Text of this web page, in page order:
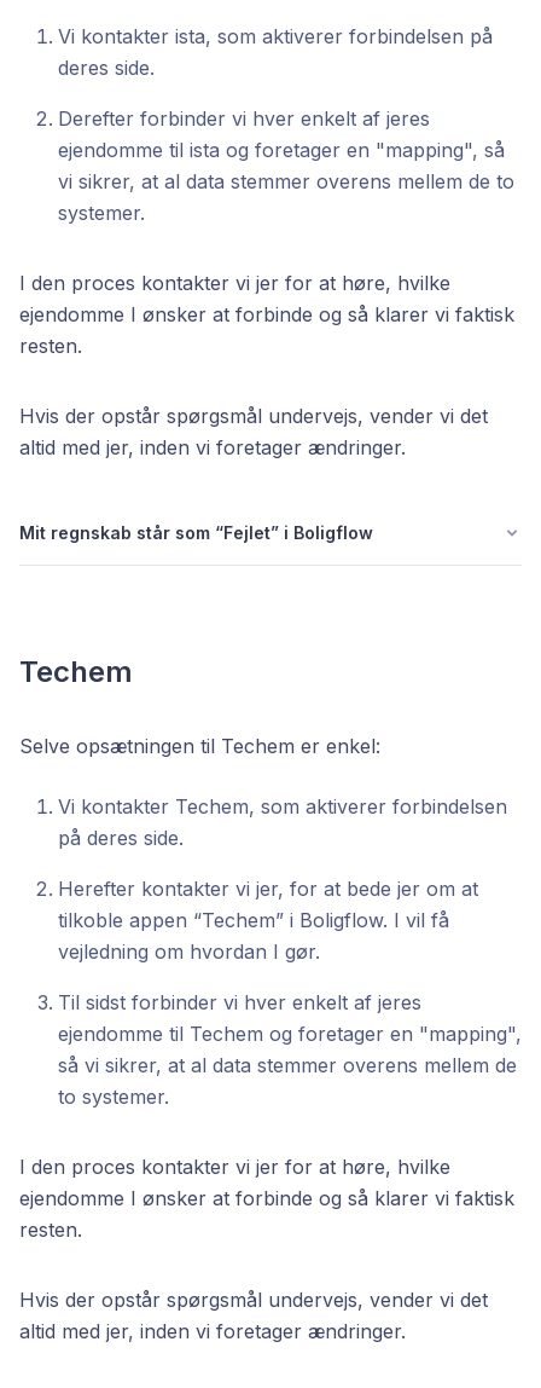
Vi kontakter ista, som aktiverer forbindelsen på
deres side.
Derefter forbinder vi hver enkelt af jeres
ejendomme til ista og foretager en "mapping", så
vi sikrer, at al data stemmer overens mellem de to
systemer.
I den proces kontakter vi jer for at høre, hvilke
ejendomme I ønsker at forbinde og så klarer vi faktisk
resten.
Hvis der opstår spørgsmål undervejs, vender vi det
altid med jer, inden vi foretager ændringer.
Mit regnskab står som “Fejlet” i Boligflow
Techem
Selve opsætningen til Techem er enkel:
Vi kontakter Techem, som aktiverer forbindelsen
på deres side.
Herefter kontakter vi jer, for at bede jer om at
tilkoble appen “Techem” i Boligflow. I vil få
vejledning om hvordan I gør.
Til sidst forbinder vi hver enkelt af jeres
ejendomme til Techem og foretager en "mapping",
så vi sikrer, at al data stemmer overens mellem de
to systemer.
I den proces kontakter vi jer for at høre, hvilke
ejendomme I ønsker at forbinde og så klarer vi faktisk
resten.
Hvis der opstår spørgsmål undervejs, vender vi det
altid med jer, inden vi foretager ændringer.